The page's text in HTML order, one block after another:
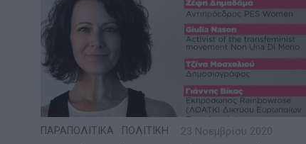
ΠΑΡΑΠΟΛΙΤΙΚΑ ΠΟΛΙΤΙΚΗ 23 Νοεμβρίου 2020